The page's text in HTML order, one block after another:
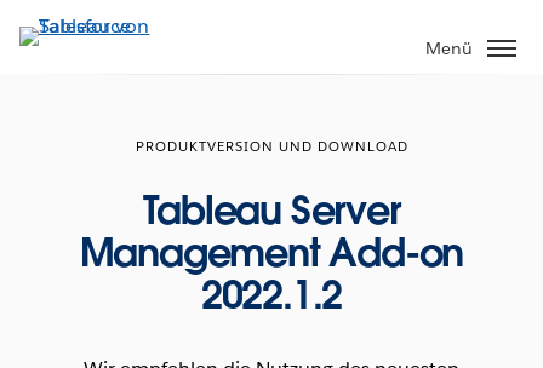
Direkt
zum
Menü
PRODUKTVERSION UND DOWNLOAD
Tableau Server
Management Add-on
2022.1.2